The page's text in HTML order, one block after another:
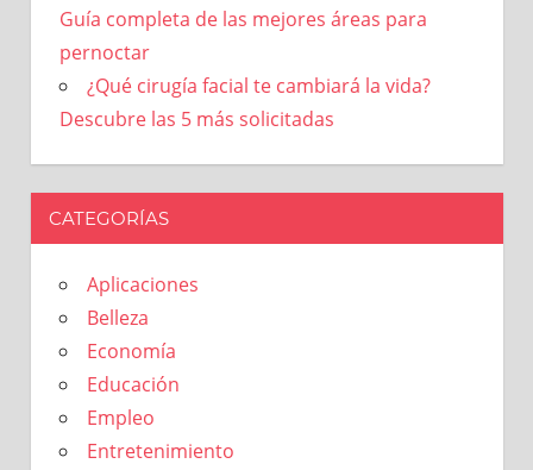
Guía completa de las mejores áreas para
pernoctar
¿Qué cirugía facial te cambiará la vida?
Descubre las 5 más solicitadas
CATEGORÍAS
Aplicaciones
Belleza
Economía
Educación
Empleo
Entretenimiento